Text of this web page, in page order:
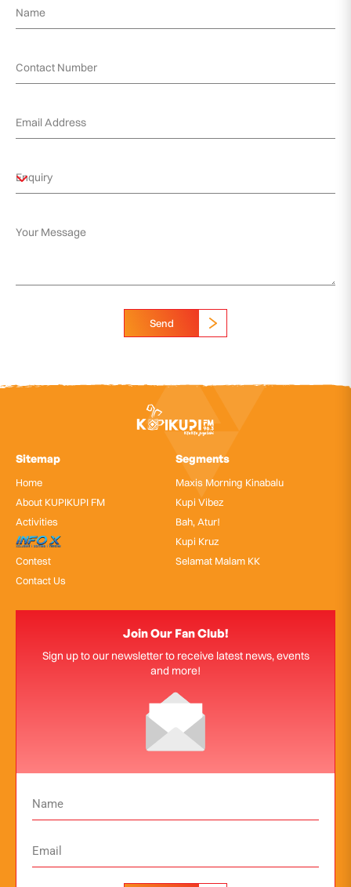
Send
Sitemap
Home
About KUPIKUPI FM
Activities
InfoX
Contest
Contact Us
Segments
Maxis Morning Kinabalu
Kupi Vibez
Bah, Atur!
Kupi Kruz
Selamat Malam KK
Join Our Fan Club!
Sign up to our newsletter to receive latest news, events
and more!